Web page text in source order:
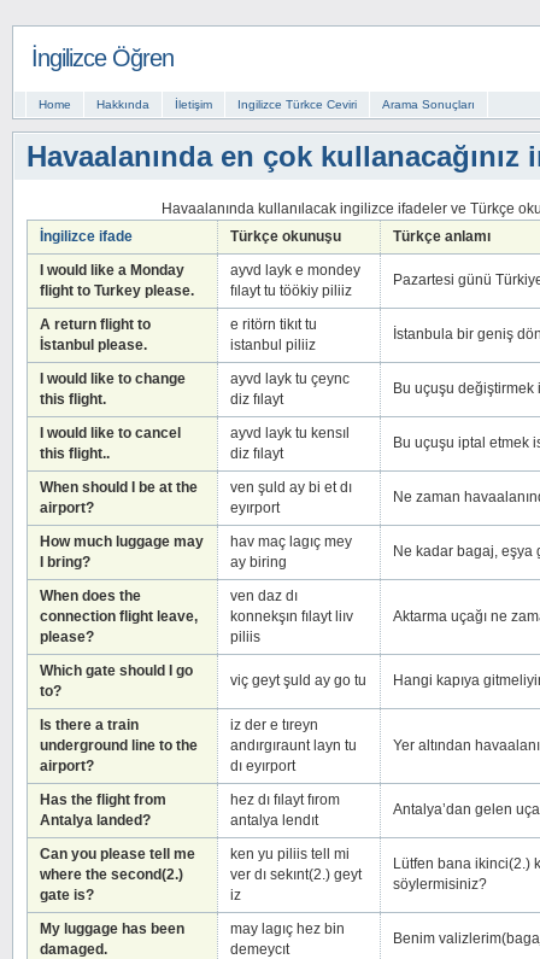
İngilizce Öğren
Home Hakkında İletişim Ingilizce Türkce Ceviri Arama Sonuçları
Havaalanında en çok
Havaalanında kullanılacak ingilizce ifadeler ve Türkçe
İngilizce ifade
Türkçe okunuşu
Türkçe anlamı
I would like a Monday
flight to Turkey please.
ayvd layk e mondey
fılayt tu töökiy piliiz
Pazartesi günü
A return flight to
İstanbul please.
e ritörn tikıt tu
istanbul piliiz
İstanbula bir geniş
I would like to change
this flight.
ayvd layk tu çeync
diz fılayt
Bu uçuşu değiştirmek
I would like to cancel
this flight..
ayvd layk tu kensıl
diz fılayt
Bu uçuşu iptal etmek
When should I be at the
airport?
ven şuld ay bi et dı
eyırport
Ne zaman
How much luggage may
I bring?
hav maç lagıç mey
ay biring
Ne kadar bagaj, eşya
When does the
connection flight leave,
please?
ven daz dı
konnekşın fılayt liıv
piliis
Aktarma uçağı ne
Which gate should I go
to?
viç geyt şuld ay go tu Hangi kapıya
Is there a train
underground line to the
airport?
iz der e tıreyn
andırgıraunt layn tu
dı eyırport
Yer altından
Has the flight from
Antalya landed?
hez dı fılayt fırom
antalya lendıt
Antalya’dan gelen
Can you please tell me
where the second(2.)
gate is?
ken yu piliis tell mi
ver dı sekınt(2.) geyt
iz
Lütfen bana ikinci(2.)
söylermisiniz?
My luggage has been
damaged.
may lagıç hez bin
demeycıt
Benim